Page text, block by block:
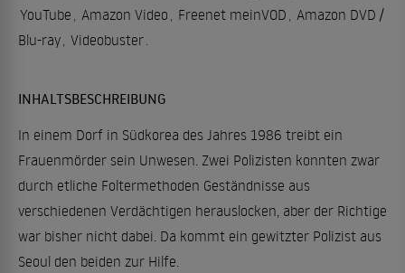
YouTube , Amazon Video , Freenet meinVOD , Amazon DVD /
Blu-ray, Videobuster.
INHALTSBESCHREIBUNG
In einem Dorf in Südkorea des Jahres 1986 treibt ein
Frauenmörder sein Unwesen. Zwei Polizisten konnten zwar
durch etliche Foltermethoden Geständnisse aus
verschiedenen Verdächtigen herauslocken, aber der Richtige
war bisher nicht dabei. Da kommt ein gewitzter Polizist aus
Seoul den beiden zur Hilfe.